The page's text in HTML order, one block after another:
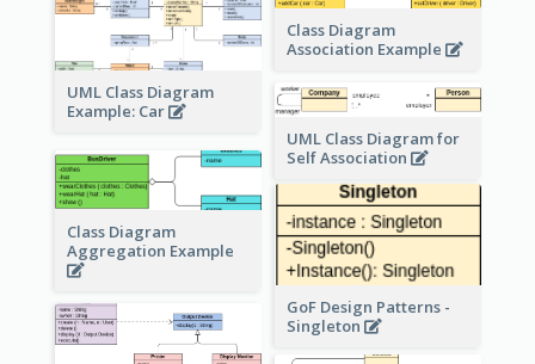
UML Class Diagram
Example: Car
Class Diagram
Association Example
UML Class Diagram for
Self Association
Class Diagram
Aggregation Example
GoF Design Patterns -
Singleton